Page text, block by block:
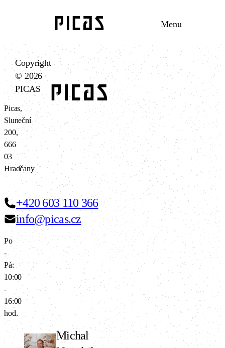
Menu
+420 603 110 366
info@picas.cz
Po
-
Pá:
10:00
-
16:00
hod.
Michal
Picas,
Sluneční
200,
666
03
Hradčany
Copyright
© 2026
PICAS